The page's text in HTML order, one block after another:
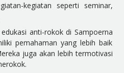
kegiatan seperti seminar,
anti-rokok di Sampoerna
pemahaman yang lebih baik
juga akan lebih termotivasi